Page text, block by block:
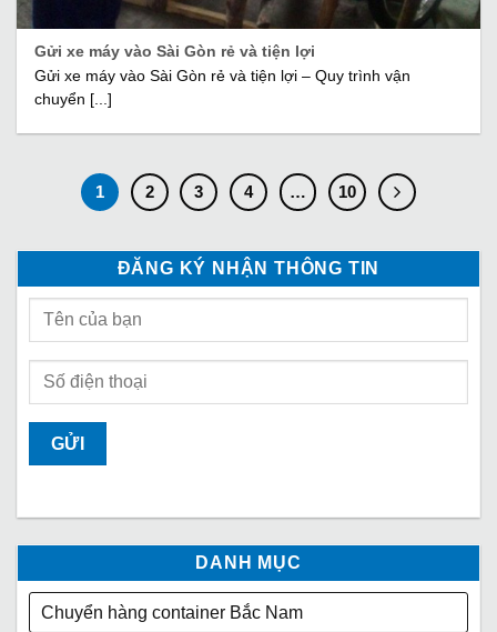
Gửi xe máy vào Sài Gòn rẻ và tiện lợi
Gửi xe máy vào Sài Gòn rẻ và tiện lợi – Quy trình vận
chuyển [...]
1 2 3 4 … 10
ĐĂNG KÝ NHẬN THÔNG TIN
DANH MỤC
Chuyển hàng container Bắc Nam